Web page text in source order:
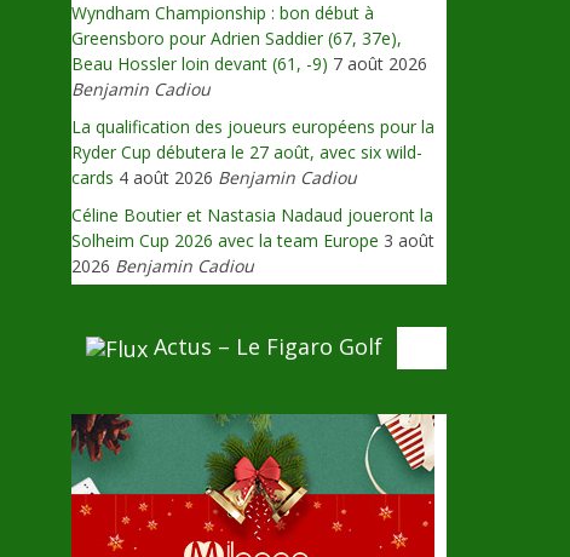
Wyndham Championship : bon début à
Greensboro pour Adrien Saddier (67, 37e),
Beau Hossler loin devant (61, -9) 7 août 2026
Benjamin Cadiou
La qualification des joueurs européens pour la
Ryder Cup débutera le 27 août, avec six wild-
cards 4 août 2026 Benjamin Cadiou
Céline Boutier et Nastasia Nadaud joueront la
Solheim Cup 2026 avec la team Europe 3 août
2026 Benjamin Cadiou
Actus – Le Figaro Golf